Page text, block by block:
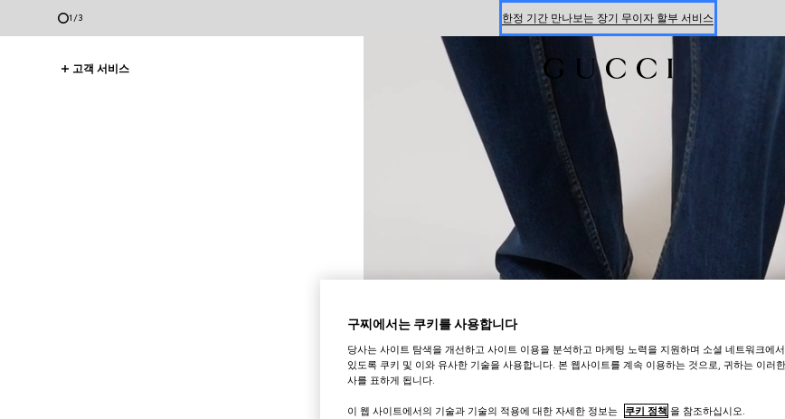
1 /3 한정 기간 만나보는 장기 무이자 할부 서비스
온라인 구매 시 특별한 혜택을 만나보세요
신세계 강남 팝업 스토어 예약하기 7/30-8/9
한정 기간 만나보는 장기 무이자 할부 서비스
고객 서비스
구찌에서는 쿠키를 사용합니다
당사는 사이트 탐색을 개선하고 사이트 이용을 분석하고 마케팅 노력을 지원하며 소셜 네트워크에
있도록 쿠키 및 이와 유사한 기술을 사용합니다. 본 웹사이트를 계속 이용하는 것으로, 귀하는 이러
사를 표하게 됩니다.
이 웹 사이트에서의 기술과 기술의 적용에 대한 자세한 정보는 쿠키 정책 을 참조하십시오.